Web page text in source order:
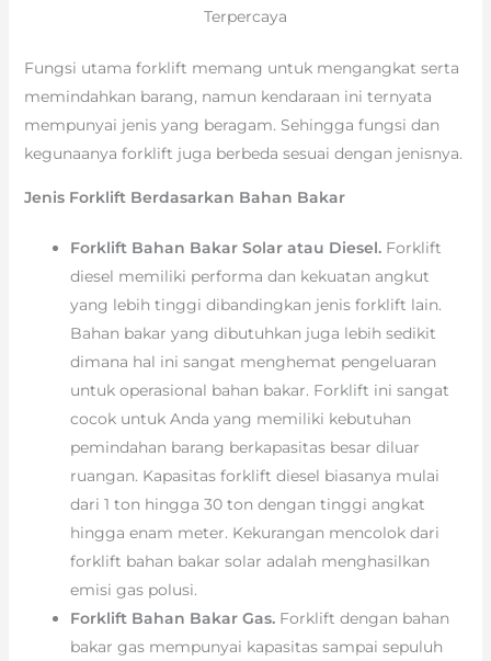
Terpercaya
Fungsi utama forklift memang untuk mengangkat serta
memindahkan barang, namun kendaraan ini ternyata
mempunyai jenis yang beragam. Sehingga fungsi dan
kegunaanya forklift juga berbeda sesuai dengan jenisnya.
Jenis Forklift Berdasarkan Bahan Bakar
Forklift Bahan Bakar Solar atau Diesel. Forklift
diesel memiliki performa dan kekuatan angkut
yang lebih tinggi dibandingkan jenis forklift lain.
Bahan bakar yang dibutuhkan juga lebih sedikit
dimana hal ini sangat menghemat pengeluaran
untuk operasional bahan bakar. Forklift ini sangat
cocok untuk Anda yang memiliki kebutuhan
pemindahan barang berkapasitas besar diluar
ruangan. Kapasitas forklift diesel biasanya mulai
dari 1 ton hingga 30 ton dengan tinggi angkat
hingga enam meter. Kekurangan mencolok dari
forklift bahan bakar solar adalah menghasilkan
emisi gas polusi.
Forklift Bahan Bakar Gas. Forklift dengan bahan
bakar gas mempunyai kapasitas sampai sepuluh